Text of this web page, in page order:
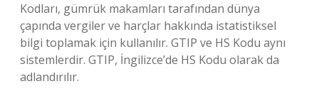
Kodları, gümrük makamları tarafından dünya
çapında vergiler ve harçlar hakkında istatistiksel
bilgi toplamak için kullanılır. GTIP ve HS Kodu aynı
sistemlerdir. GTIP, İngilizce’de HS Kodu olarak da
adlandırılır.